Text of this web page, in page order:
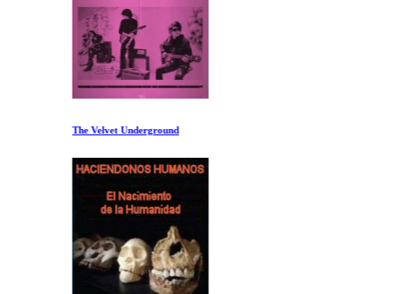
The Velvet Underground